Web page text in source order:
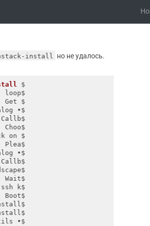
install но не удалось.
$
Get $
•$
on $
•$
k$
•$